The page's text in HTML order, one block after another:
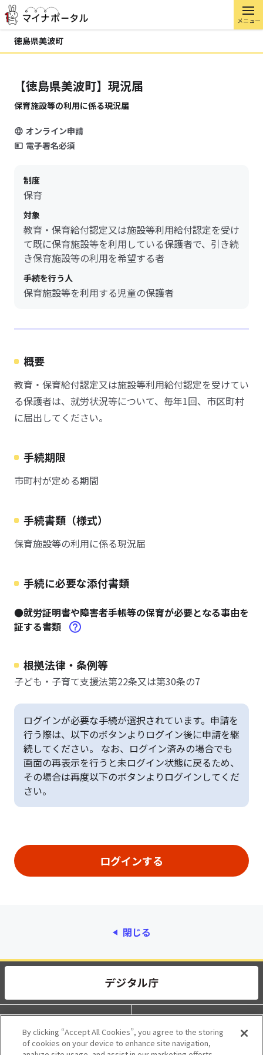
メニュー
徳島県美波町
【徳島県美波町】現況届
保育施設等の利用に係る現況届
オンライン申請
電子署名必須
制度
保育
対象
教育・保育給付認定又は施設等利用給付認定を受け
て既に保育施設等を利用している保護者で、引き続
き保育施設等の利用を希望する者
手続を行う人
保育施設等を利用する児童の保護者
概要
教育・保育給付認定又は施設等利用給付認定を受けてい
る保護者は、就労状況等について、毎年1回、市区町村
に届出してください。
手続期限
市町村が定める期間
手続書類（様式）
保育施設等の利用に係る現況届
手続に必要な添付書類
●就労証明書や障害者手帳等の保育が必要となる事由を
証する書類
根拠法律・条例等
子ども・子育て支援法第22条又は第30条の7
ログインが必要な手続が選択されています。申請を
行う際は、以下のボタンよりログイン後に申請を継
続してください。 なお、ログイン済みの場合でも
画面の再表示を行うと未ログイン状態に戻るため、
その場合は再度以下のボタンよりログインしてくだ
さい。
閉じる
動作環境 個人情報保護
利用規約 アクセシビリティ
By clicking “Accept All Cookies”, you agree to the storing
of cookies on your device to enhance site navigation,